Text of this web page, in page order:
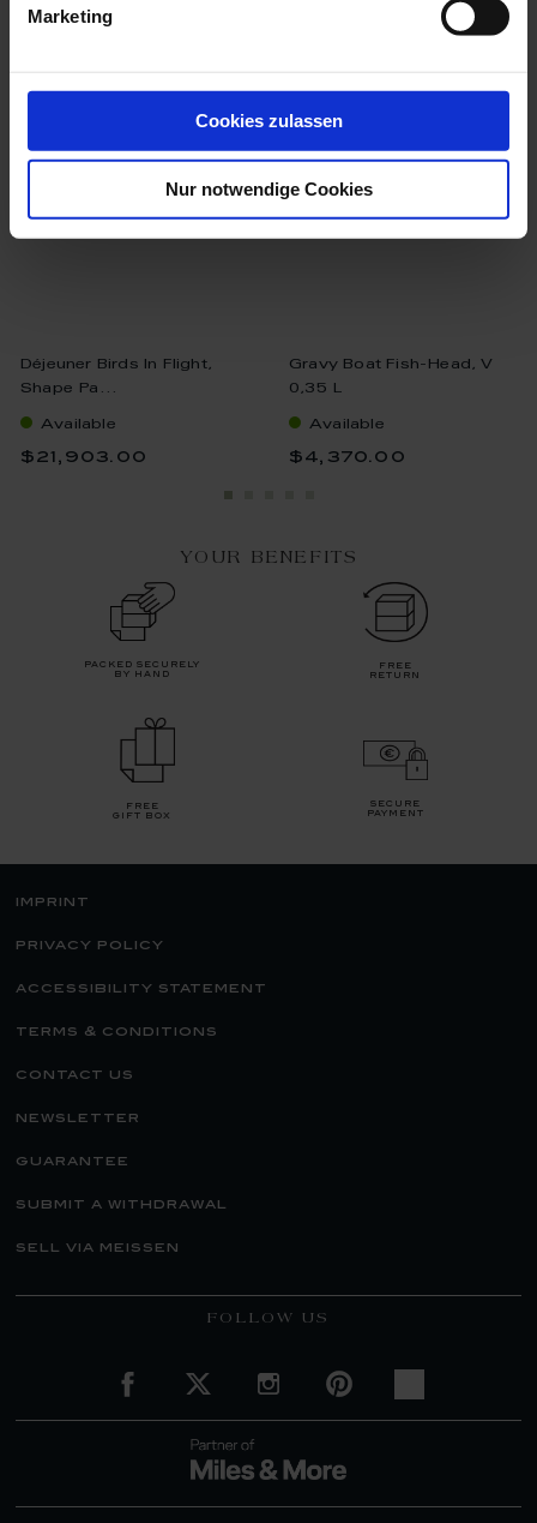
Marketing
Cookies zulassen
Nur notwendige Cookies
Déjeuner Birds In Flight,
Shape Pa...
Available
$21,903.00
Gravy Boat Fish-Head, V
0,35 L
Available
$4,370.00
YOUR BENEFITS
packed securely
by hand
free
return
free
gift box
secure
payment
imprint
privacy policy
accessibility statement
terms & conditions
contact us
newsletter
guarantee
submit a withdrawal
sell via meissen
FOLLOW US